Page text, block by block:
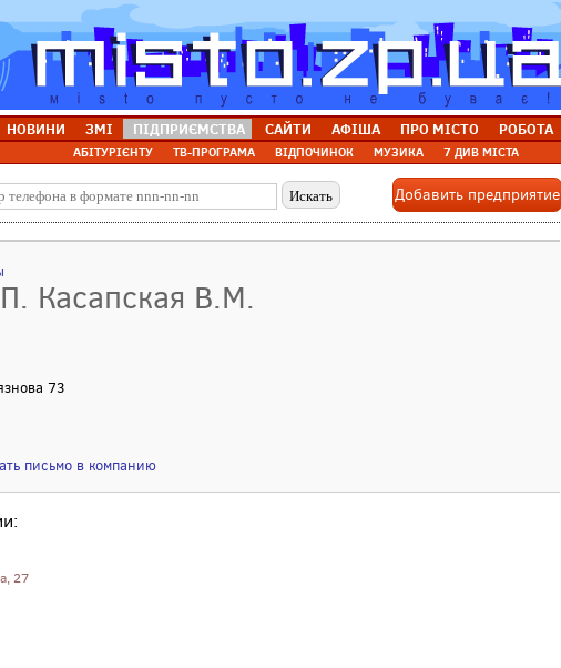
НОВИНИ ЗМІ ПІДПРИЄМСТВА САЙТИ АФІША ПРО МІСТО РОБОТА
АБІТУРІЄНТУ ТВ-ПРОГРАМА ВІДПОЧИНОК МУЗИКА 7 ДИВ МІСТА
Добавить предприятие
Касапская В.М.
73
письмо в компанию
27